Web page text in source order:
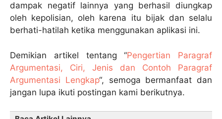
dampak negatif lainnya yang berhasil diungkap
oleh kepolisian, oleh karena itu bijak dan selalu
berhati-hatilah ketika menggunakan aplikasi ini.
Demikian artikel tentang “Pengertian Paragraf
Argumentasi, Ciri, Jenis dan Contoh Paragraf
Argumentasi Lengkap“, semoga bermanfaat dan
jangan lupa ikuti postingan kami berikutnya.